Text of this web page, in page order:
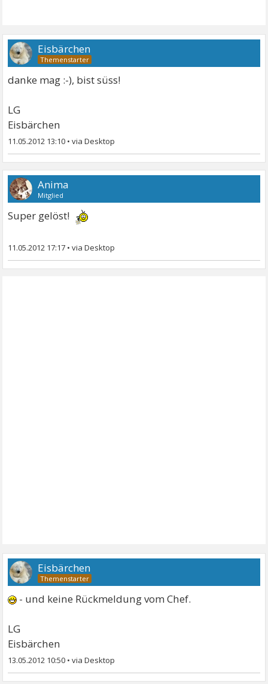
Eisbärchen
danke mag :-), bist süss!
LG
Eisbärchen
11.05.2012 13:10 •
Anima
Mitglied
Super gelöst!
11.05.2012 17:17 •
Eisbärchen
- und keine Rückmeldung vom Chef.
LG
Eisbärchen
13.05.2012 10:50 •